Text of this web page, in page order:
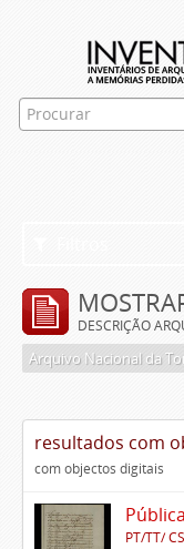
DESCRIÇÃO
Arquivo Nacional da
resultados com
com objectos digitais
PT/TT/